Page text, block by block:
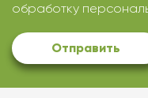
обработку
Отправить